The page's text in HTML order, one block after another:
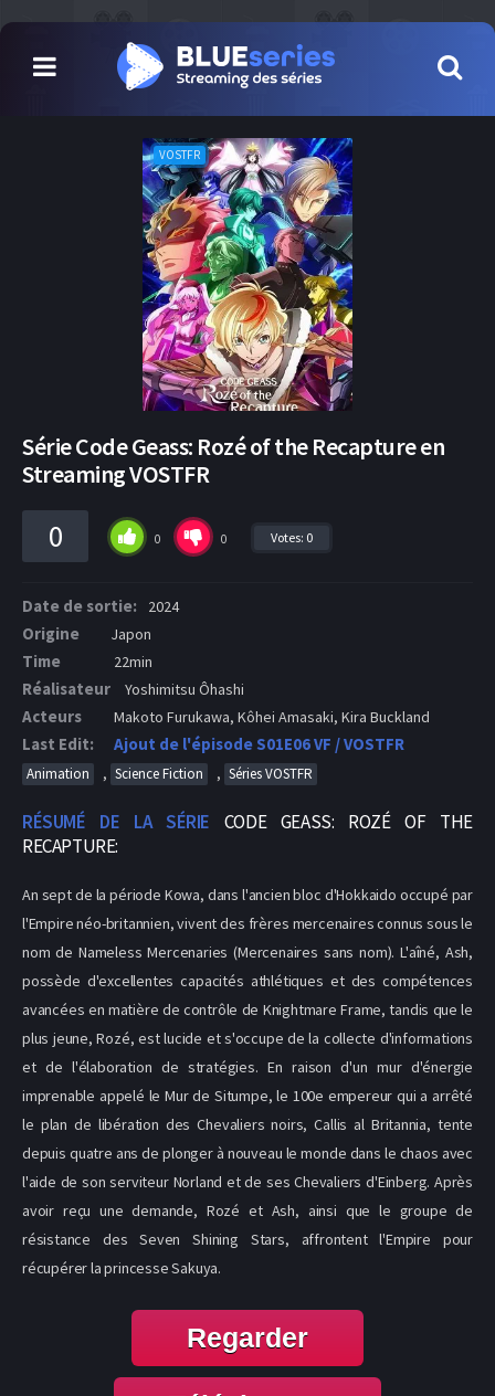
VOSTFR
Série Code Geass: Rozé of the Recapture en
Streaming VOSTFR
0 0 0 Votes: 0
Date de sortie: 2024
Origine Japon
Time 22min
Réalisateur Yoshimitsu Ôhashi
Acteurs Makoto Furukawa, Kôhei Amasaki, Kira Buckland
Last Edit: Ajout de l'épisode S01E06 VF / VOSTFR
Animation , Science Fiction , Séries VOSTFR
RÉSUMÉ DE LA SÉRIE CODE GEASS: ROZÉ OF THE
RECAPTURE:
An sept de la période Kowa, dans l'ancien bloc d'Hokkaido occupé par
l'Empire néo-britannien, vivent des frères mercenaires connus sous le
nom de Nameless Mercenaries (Mercenaires sans nom). L'aîné, Ash,
possède d'excellentes capacités athlétiques et des compétences
avancées en matière de contrôle de Knightmare Frame, tandis que le
plus jeune, Rozé, est lucide et s'occupe de la collecte d'informations
et de l'élaboration de stratégies. En raison d'un mur d'énergie
imprenable appelé le Mur de Situmpe, le 100e empereur qui a arrêté
le plan de libération des Chevaliers noirs, Callis al Britannia, tente
depuis quatre ans de plonger à nouveau le monde dans le chaos avec
l'aide de son serviteur Norland et de ses Chevaliers d'Einberg. Après
avoir reçu une demande, Rozé et Ash, ainsi que le groupe de
résistance des Seven Shining Stars, affrontent l'Empire pour
récupérer la princesse Sakuya.
Regarder